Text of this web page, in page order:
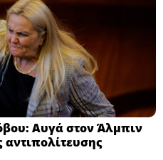
Αυγά στον Άλμπιν
αντιπολίτευσης